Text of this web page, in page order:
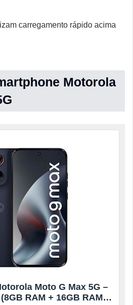
carregamento rápido acima
Motorola
Moto G Max 5G –
RAM + 16GB RAM